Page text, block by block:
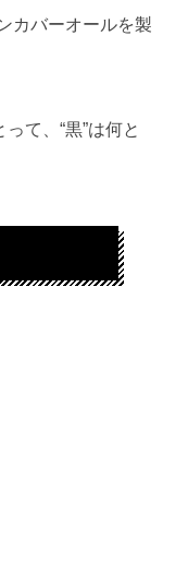
カバーオールを製
て、“黒”は何と